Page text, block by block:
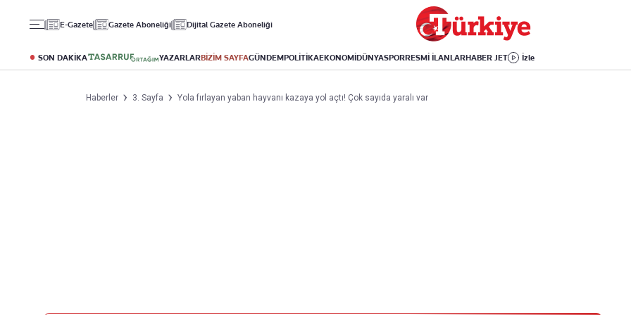
E-Gazete Gazete Aboneliği Dijital Gazete Aboneliği
SON DAKİKA YAZARLARBİZİM SAYFAGÜNDEMPOLİTİKAEKONOMİDÜNYASPORRESMİ İLANLARHABER JET İzle
Altın
Döviz
Kripto Para
Puan Durumu
Fikstür
Avrupa Ligi
Avrupa
Amerika
İsrail-Gazze
Yaşam
Sağlık
Yemek
Kitap
Haberler 3. Sayfa Yola fırlayan yaban hayvanı kazaya yol açtı! Çok sayıda yaralı var